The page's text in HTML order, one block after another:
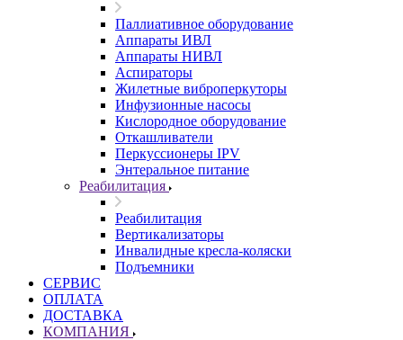
Паллиативное оборудование
Аппараты ИВЛ
Аппараты НИВЛ
Аспираторы
Жилетные виброперкуторы
Инфузионные насосы
Кислородное оборудование
Откашливатели
Перкуссионеры IPV
Энтеральное питание
Реабилитация
Реабилитация
Вертикализаторы
Инвалидные кресла-коляски
Подъемники
СЕРВИС
ОПЛАТА
ДОСТАВКА
КОМПАНИЯ